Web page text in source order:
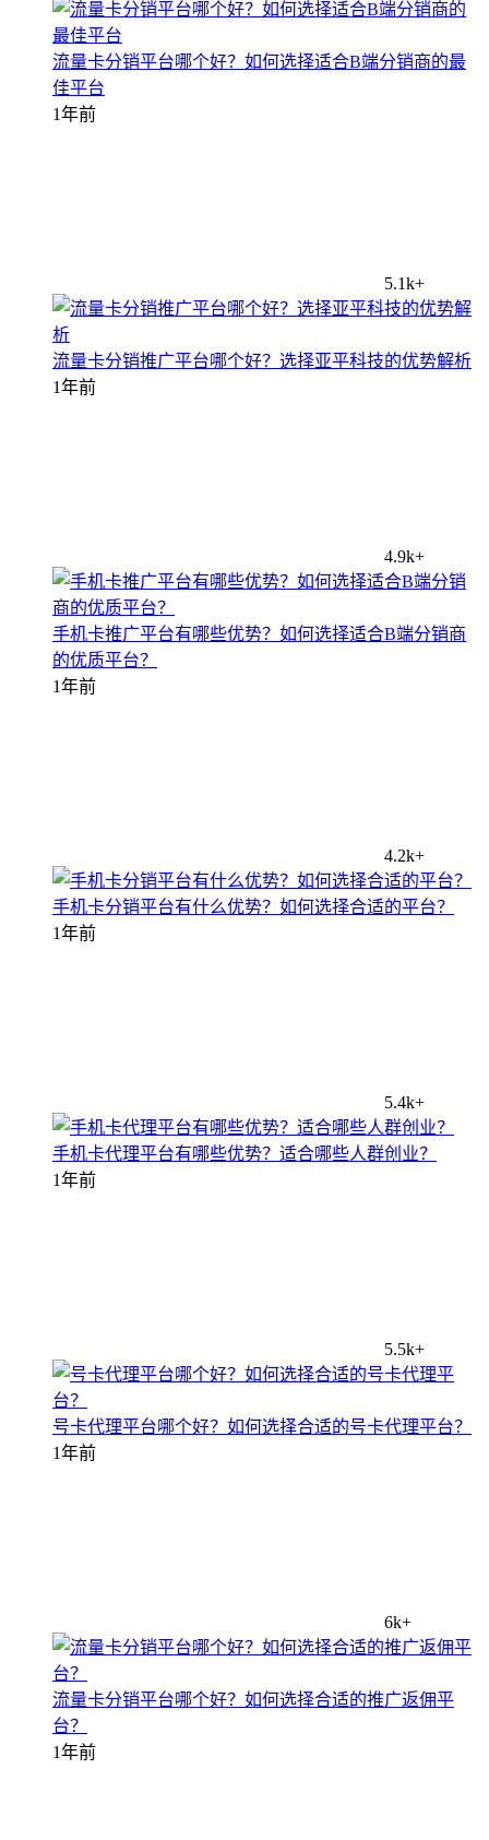
流量卡分销平台哪个好？如何选择适合B端分销商的最
佳平台
1年前
5.1k+
流量卡分销推广平台哪个好？选择亚平科技的优势解析
1年前
4.9k+
手机卡推广平台有哪些优势？如何选择适合B端分销商
的优质平台？
1年前
4.2k+
手机卡分销平台有什么优势？如何选择合适的平台？
1年前
5.4k+
手机卡代理平台有哪些优势？适合哪些人群创业？
1年前
5.5k+
号卡代理平台哪个好？如何选择合适的号卡代理平台？
1年前
6k+
流量卡分销平台哪个好？如何选择合适的推广返佣平
台？
1年前